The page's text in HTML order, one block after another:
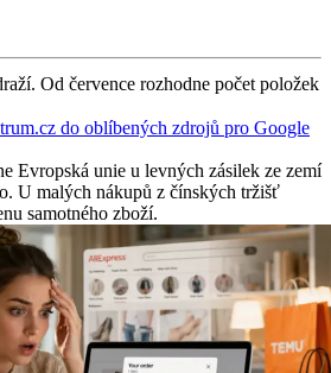
Od července rozhodne počet položek
do oblíbených zdrojů pro Google
Evropská unie u levných zásilek ze zemí
U malých nákupů z čínských tržišť
samotného zboží.